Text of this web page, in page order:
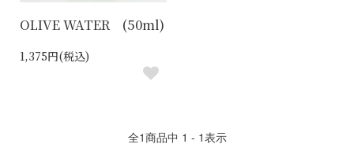
OLIVE WATER (50ml)
1,375円(税込)
全1商品中 1 - 1表示